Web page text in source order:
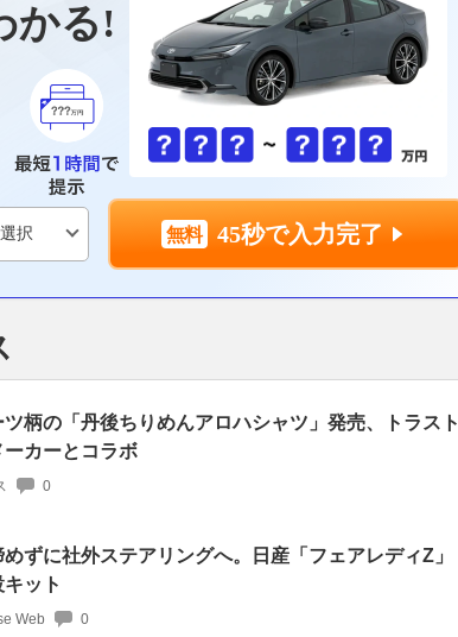
かる!
45秒で入力完了
柄の「丹後ちりめんアロハシャツ」発売、トラスト
カーとコラボ
0
ずに社外ステアリングへ。日産「フェアレディZ」
ット
Web 0